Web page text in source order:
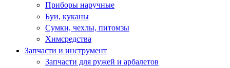
Приборы наручные
Буи, куканы
Сумки, чехлы, питомзы
Химсредства
Запчасти и инструмент
Запчасти для ружей и арбалетов